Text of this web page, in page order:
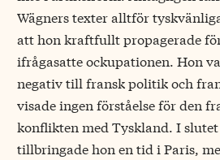
Wägners texter alltför
att hon kraftfullt propagerade
ifrågasatte ockupationen. Hon
negativ till fransk politik och
visade ingen förståelse för den
konflikten med Tyskland. I slutet
tillbringade hon en tid i Paris,